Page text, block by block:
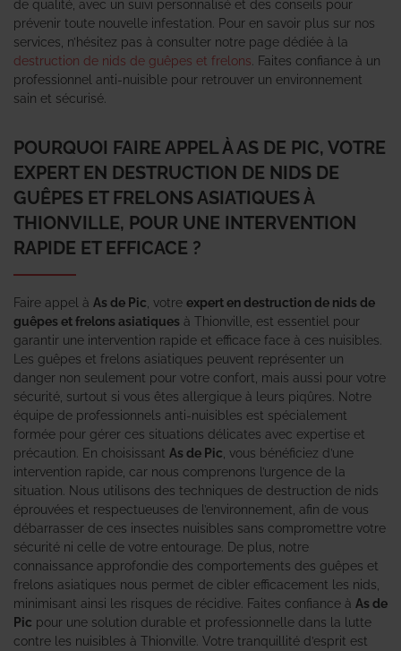
de qualité, avec un suivi personnalisé et des conseils pour
prévenir toute nouvelle infestation. Pour en savoir plus sur nos
services, n’hésitez pas à consulter notre page dédiée à la
destruction de nids de guêpes et frelons . Faites confiance à un
professionnel anti-nuisible pour retrouver un environnement
sain et sécurisé.
POURQUOI FAIRE APPEL À AS DE PIC, VOTRE
EXPERT EN DESTRUCTION DE NIDS DE
GUÊPES ET FRELONS ASIATIQUES À
THIONVILLE, POUR UNE INTERVENTION
RAPIDE ET EFFICACE ?
Faire appel à As de Pic , votre expert en destruction de nids de
guêpes et frelons asiatiques à Thionville, est essentiel pour
garantir une intervention rapide et efficace face à ces nuisibles.
Les guêpes et frelons asiatiques peuvent représenter un
danger non seulement pour votre confort, mais aussi pour votre
sécurité, surtout si vous êtes allergique à leurs piqûres. Notre
équipe de professionnels anti-nuisibles est spécialement
formée pour gérer ces situations délicates avec expertise et
précaution. En choisissant As de Pic , vous bénéficiez d’une
intervention rapide, car nous comprenons l’urgence de la
situation. Nous utilisons des techniques de destruction de nids
éprouvées et respectueuses de l’environnement, afin de vous
débarrasser de ces insectes nuisibles sans compromettre votre
sécurité ni celle de votre entourage. De plus, notre
connaissance approfondie des comportements des guêpes et
frelons asiatiques nous permet de cibler efficacement les nids,
minimisant ainsi les risques de récidive. Faites confiance à As de
Pic pour une solution durable et professionnelle dans la lutte
contre les nuisibles à Thionville. Votre tranquillité d’esprit est